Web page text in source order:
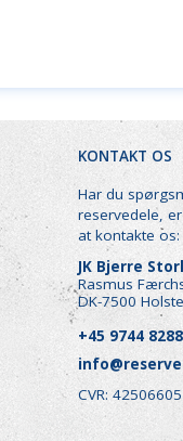
KONTAKT OS
Har du
reservedele,
at kontakte os:
JK Bjerre
Rasmus
DK-7500
+45 9744 8288
CVR: 42506605